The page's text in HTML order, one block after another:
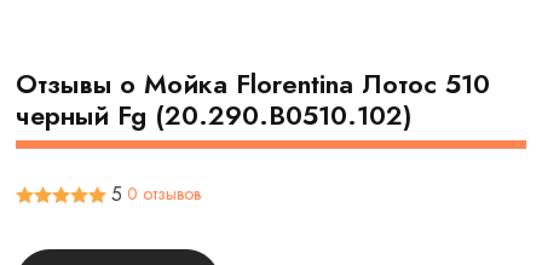
Отзывы о Мойка Florentina Лотос 510
черный Fg (20.290.B0510.102)
5 0 отзывов